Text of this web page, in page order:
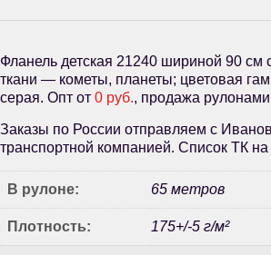
Фланель детская 21240 шириной 90 см
ткани — кометы, планеты; цветовая
серая. Опт от 0 руб., продажа
Заказы по России отправляем с
транспортной компанией. Список ТК на
В рулоне: 65 метров
Плотность: 175+/-5 г/м²